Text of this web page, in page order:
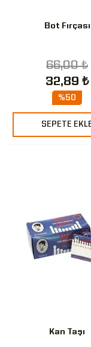
Bot Fırçası
66,00 ₺
32,89 ₺
%50
SEPETE
Kan Taşı